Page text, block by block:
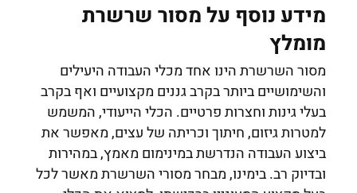
מידע נוסף על מסור שרשרת
מומלץ
מסור השרשרת הינו אחד מכלי העבודה היעילים
והשימושיים ביותר בקרב גננים מקצועיים ואף בקרב
בעלי גינות וחצרות פרטיים. הכלי הייעודי, המשמש
למטרות גיזום, חיתוך וכריתה של עצים, מאפשר את
ביצוע העבודה הנדרשת במינימום מאמץ, במהירות
ובדיוק רב. בימינו, מבחר מסורי השרשרת מאשר לכל